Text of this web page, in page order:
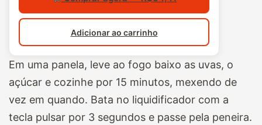
Adicionar ao carrinho
Em uma panela, leve ao fogo baixo as uvas, o
açúcar e cozinhe por 15 minutos, mexendo de
vez em quando. Bata no liquidificador com a
tecla pulsar por 3 segundos e passe pela peneira.